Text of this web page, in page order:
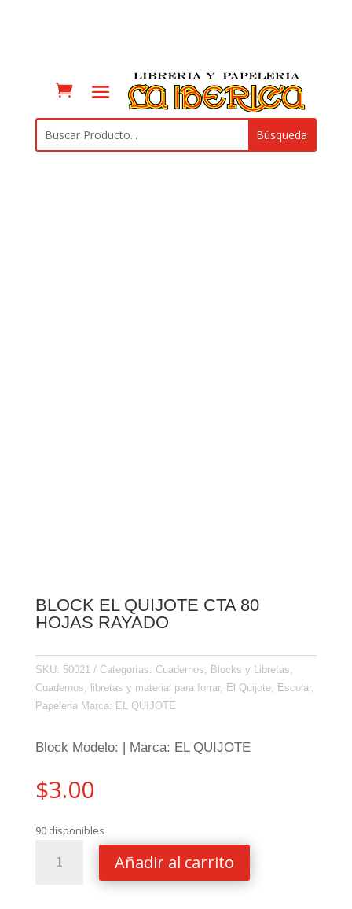
BLOCK EL QUIJOTE CTA 80
HOJAS RAYADO
SKU: 50021 Categorías: Cuadernos, Blocks y Libretas,
Cuadernos, libretas y material para forrar, El Quijote, Escolar,
Papeleria Marca: EL QUIJOTE
Block Modelo: | Marca: EL QUIJOTE
$3.00
90 disponibles
Añadir al carrito